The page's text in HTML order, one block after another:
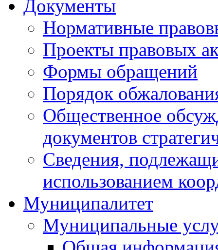
Документы
Нормативные
Проекты правовых
Формы обращений
Порядок
Общественное
документов
Сведения,
использованием
Муниципалитет
Муниципальные